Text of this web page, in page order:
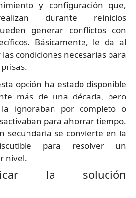
y configuración que,
durante reinicios
generar conflictos con
Básicamente, le da al
condiciones necesarias para
opción ha estado disponible
más de una década, pero
la ignoraban por completo o
para ahorrar tiempo.
secundaria se convierte en la
para resolver un
nivel.
la solución